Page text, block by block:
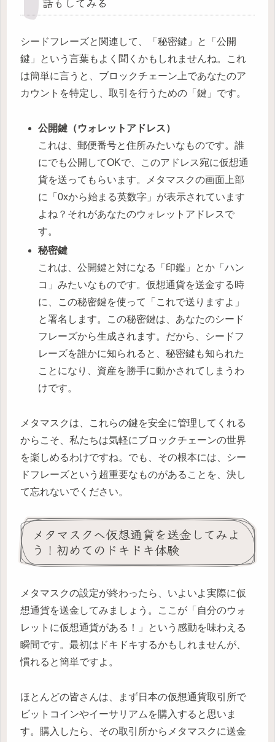
シードフレーズと関連して、「秘密鍵」と「公開
鍵」という言葉もよく聞くかもしれませんね。これ
は簡単に言うと、ブロックチェーン上であなたのア
カウントを特定し、取引を行うための「鍵」です。
公開鍵（ウォレットアドレス）
これは、郵便番号と住所みたいなものです。誰
にでも公開してOKで、このアドレス宛に仮想通
貨を送ってもらいます。メタマスクの画面上部
に「0xから始まる英数字」が表示されています
よね？それがあなたのウォレットアドレスで
す。
秘密鍵
これは、公開鍵と対になる「印鑑」とか「ハン
コ」みたいなものです。仮想通貨を送金する時
に、この秘密鍵を使って「これで送りますよ」
と署名します。この秘密鍵は、あなたのシード
フレーズから生成されます。だから、シードフ
レーズを誰かに知られると、秘密鍵も知られた
ことになり、資産を勝手に動かされてしまうわ
けです。
メタマスクは、これらの鍵を安全に管理してくれる
からこそ、私たちは気軽にブロックチェーンの世界
を楽しめるわけですね。でも、その根本には、シー
ドフレーズという超重要なものがあることを、決し
て忘れないでください。
メタマスクへ仮想通貨を送金してみよ
う！初めてのドキドキ体験
メタマスクの設定が終わったら、いよいよ実際に仮
想通貨を送金してみましょう。ここが「自分のウォ
レットに仮想通貨がある！」という感動を味わえる
瞬間です。最初はドキドキするかもしれませんが、
慣れると簡単ですよ。
ほとんどの皆さんは、まず日本の仮想通貨取引所で
ビットコインやイーサリアムを購入すると思いま
す。購入したら、その取引所からメタマスクに送金